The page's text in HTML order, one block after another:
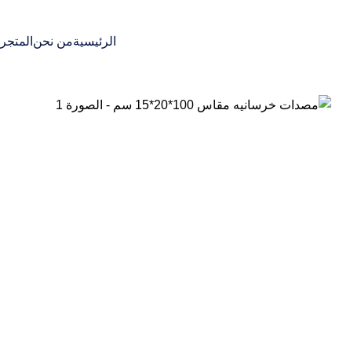
الرئيسيةمن نحن المتجر